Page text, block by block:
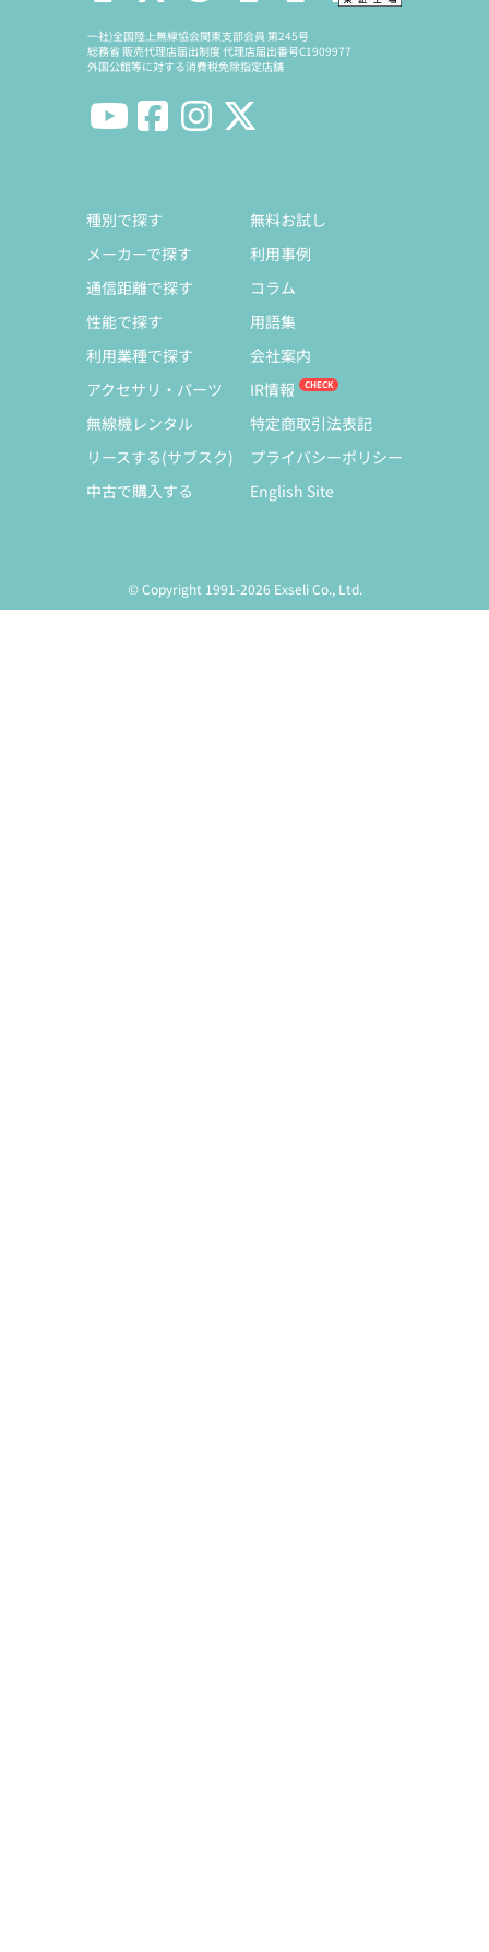
一社)全国陸上無線協会関東支部会員 第245号
総務省 販売代理店届出制度 代理店届出番号C1909977
外国公館等に対する消費税免除指定店舗
種別で探す
メーカーで探す
通信距離で探す
性能で探す
利用業種で探す
アクセサリ・パーツ
無線機レンタル
リースする(サブスク)
中古で購入する
無料お試し
利用事例
コラム
用語集
会社案内
IR情報
特定商取引法表記
プライバシーポリシー
English Site
© Copyright 1991-2026 Exseli Co., Ltd.